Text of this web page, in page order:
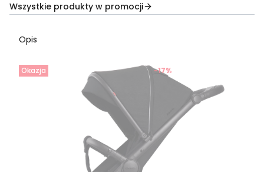
Wszystkie produkty w promocji
Opis
Okazja -17%